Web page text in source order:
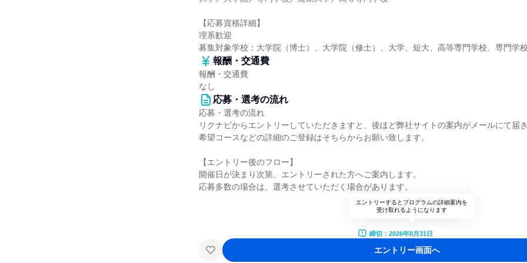
【応募資格詳細】
理系歓迎
募集対象学校：大学院（博士）、大学院（修士）、大学、短大、高等専門学校、専門学校
報酬・交通費
報酬・交通費
なし
応募・選考の流れ
応募・選考の流れ
リクナビからエントリーしていただきますと、後ほど弊社サイトの案内がメールにて届き
希望コースなどの詳細のご登録はそちらからお願い致します。
【エントリー後のフロー】
開催日が決まり次第、エントリーされた方へご案内します。
応募多数の場合は、選考させていただく場合があります。
エントリーするとプログラムの詳細案内を
受け取れるようになります
締切：2026年8月31日
エントリー画面へ